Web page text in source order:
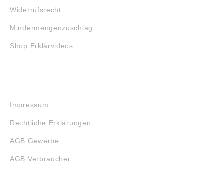
Widerrufsrecht
Mindermengenzuschlag
Shop Erklärvideos
Impressum
Rechtliche Erklärungen
AGB Gewerbe
AGB Verbraucher